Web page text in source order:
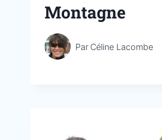
Montagne
Par Céline Lacombe